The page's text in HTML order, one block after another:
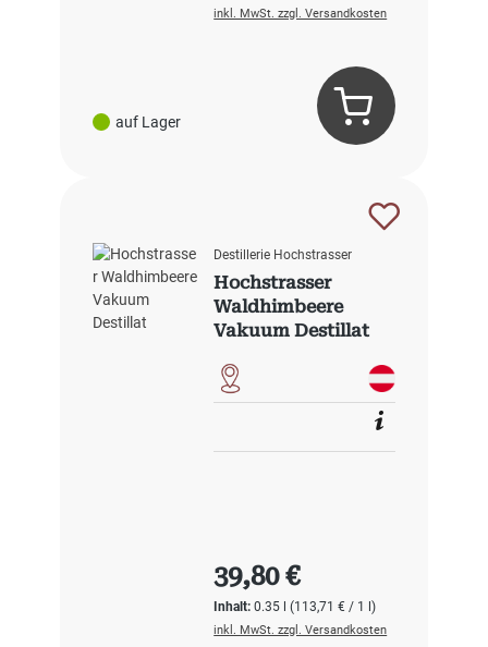
auf Lager
inkl. MwSt. zzgl. Versandkosten
Destillerie Hochstrasser
Hochstrasser
Waldhimbeere
Vakuum Destillat
Inhalt:0.35 l(113,71 € / 1 l)
Regulärer Preis:
39,80 €
inkl. MwSt. zzgl. Versandkosten